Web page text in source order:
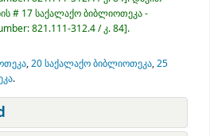
# 17 საქალაქო ბიბლიოთეკა -
821.111-312.4 / კ. 84 .
,20 საქალაქო ბიბლიოთეკა,25
.